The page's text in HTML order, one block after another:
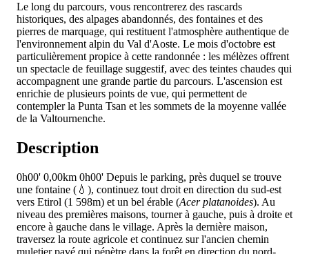
Le long du parcours, vous rencontrerez des rascards
historiques, des alpages abandonnés, des fontaines et des
pierres de marquage, qui restituent l'atmosphère authentique de
l'environnement alpin du Val d'Aoste. Le mois d'octobre est
particulièrement propice à cette randonnée : les mélèzes offrent
un spectacle de feuillage suggestif, avec des teintes chaudes qui
accompagnent une grande partie du parcours. L'ascension est
enrichie de plusieurs points de vue, qui permettent de
contempler la Punta Tsan et les sommets de la moyenne vallée
de la Valtournenche.
Description
0h00' 0,00km 0h00' Depuis le parking, près duquel se trouve
une fontaine (💧), continuez tout droit en direction du sud-est
vers Etirol (1 598m) et un bel érable (Acer platanoides). Au
niveau des premières maisons, tourner à gauche, puis à droite et
encore à gauche dans le village. Après la dernière maison,
traversez la route agricole et continuez sur l'ancien chemin
muletier pavé qui pénètre dans la forêt en direction du nord-